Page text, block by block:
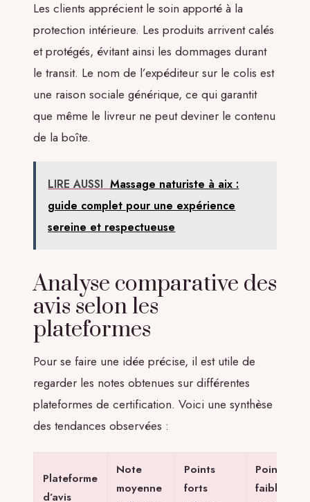
Les clients apprécient le soin apporté à la
protection intérieure. Les produits arrivent calés
et protégés, évitant ainsi les dommages durant
le transit. Le nom de l’expéditeur sur le colis est
une raison sociale générique, ce qui garantit
que même le livreur ne peut deviner le contenu
de la boîte.
LIRE AUSSI Massage naturiste à aix :
guide complet pour une expérience
sereine et respectueuse
Analyse comparative des
avis selon les
plateformes
Pour se faire une idée précise, il est utile de
regarder les notes obtenues sur différentes
plateformes de certification. Voici une synthèse
des tendances observées :
Plateforme
d’avis
Note
moyenne
Points
forts
Points
faibles